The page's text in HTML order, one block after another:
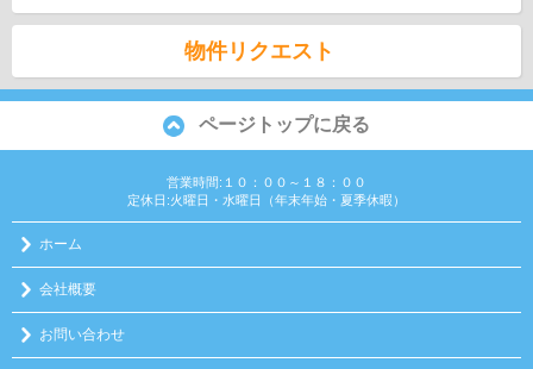
物件リクエスト
ページトップに戻る
営業時間:１０：００～１８：００
定休日:火曜日・水曜日（年末年始・夏季休暇）
ホーム
会社概要
お問い合わせ